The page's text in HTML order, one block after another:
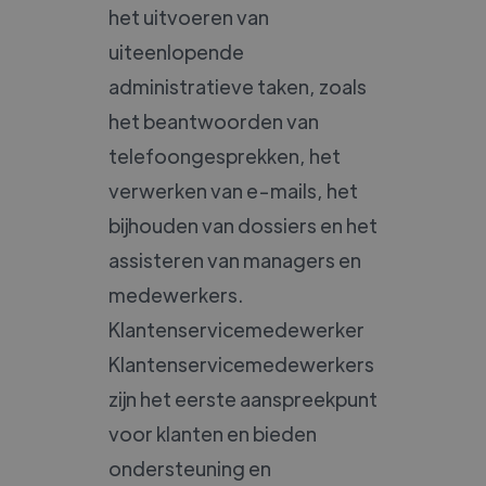
het uitvoeren van
uiteenlopende
administratieve taken, zoals
het beantwoorden van
telefoongesprekken, het
verwerken van e-mails, het
bijhouden van dossiers en het
assisteren van managers en
medewerkers.
Klantenservicemedewerker
Klantenservicemedewerkers
zijn het eerste aanspreekpunt
voor klanten en bieden
ondersteuning en